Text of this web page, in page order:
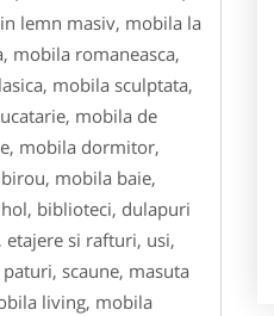
lemn masiv, mobila la
mobila romaneasca,
mobila sculptata,
mobila de
mobila dormitor,
mobila baie,
biblioteci, dulapuri
etajere si rafturi, usi,
scaune, masuta
living, mobila